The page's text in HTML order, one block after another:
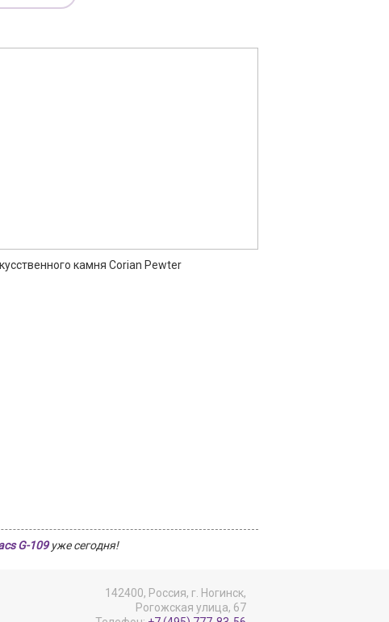
камня Corian Pewter
G-109уже сегодня!
142400, Россия, г. Ногинск,
Рогожская улица, 67